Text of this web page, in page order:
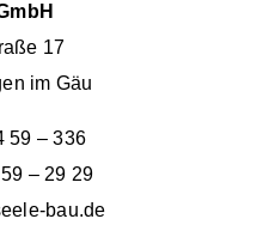
17
im Gäu
59 – 336
– 29 29
bau.de